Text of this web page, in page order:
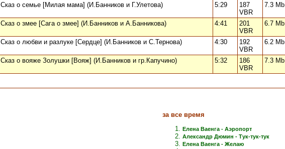
Сказ о семье [Милая мама] (И.Банников и Г.Улетова) 5:29
187
VBR
7.3 Mb
Сказ о змее [Сага о змее] (И.Банников и А.Банникова) 4:41
201
VBR
6.7 Mb
Сказ о любви и разлуке [Сердце] (И.Банников и С.Тернова) 4:30
192
VBR
6.2 Mb
Сказ о вояже Золушки [Вояж] (И.Банников и гр.Капучино) 5:32
186
VBR
7.3 Mb
за все время
Елена Ваенга - Аэропорт
Александр Дюмин - Тук-тук-тук
Елена Ваенга - Желаю